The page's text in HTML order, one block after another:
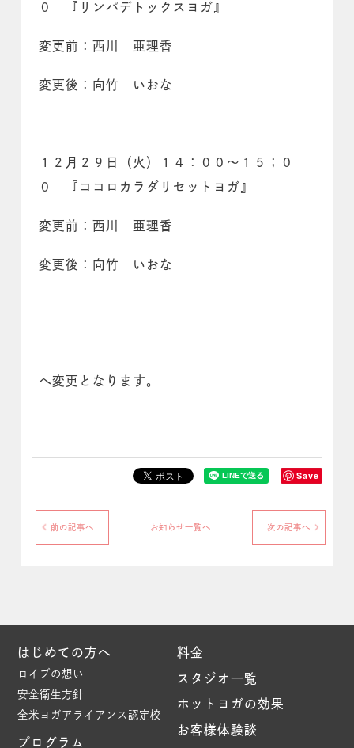
０ 『リンパデトックスヨガ』
変更前：西川 亜理香
変更後：向竹 いおな
１２月２９日（火）１４：００～１５；０
０ 『ココロカラダリセットヨガ』
変更前：西川 亜理香
変更後：向竹 いおな
へ変更となります。
Save
前の記事へ お知らせ一覧へ 次の記事へ
はじめての方へ
ロイブの想い
安全衛生方針
全米ヨガアライアンス認定校
プログラム
料金
スタジオ一覧
ホットヨガの効果
お客様体験談